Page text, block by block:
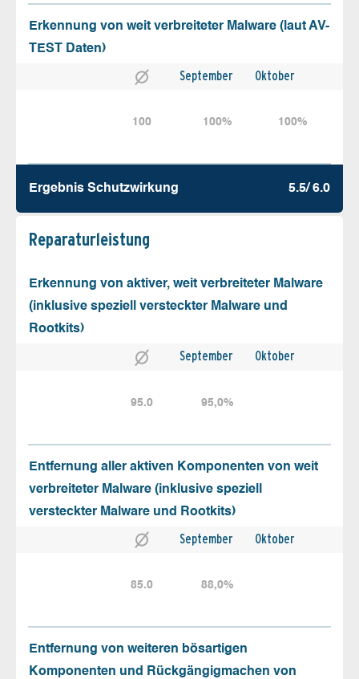
Erkennung von weit verbreiteter Malware (laut AV-
TEST Daten)
September Oktober
100 100% 100%
Ergebnis Schutz­wirkung 5.5/ 6.0
Reparatur­leistung
Erkennung von aktiver, weit verbreiteter Malware
(inklusive speziell versteckter Malware und
Rootkits)
September Oktober
95.0 95,0%
Entfernung aller aktiven Komponenten von weit
verbreiteter Malware (inklusive speziell
versteckter Malware und Rootkits)
September Oktober
85.0 88,0%
Entfernung von weiteren bösartigen
Komponenten und Rückgängigmachen von